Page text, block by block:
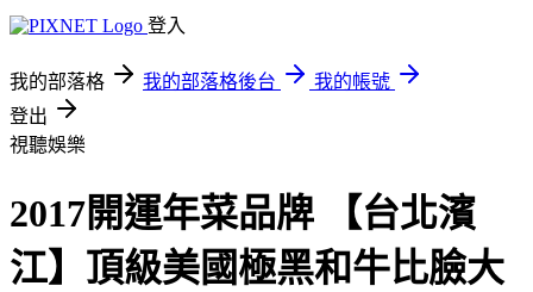
登入
我的部落格 我的部落格後台
我的帳號
登出
視聽娛樂
2017開運年菜品牌 【台北濱
江】頂級美國極黑和牛比臉大